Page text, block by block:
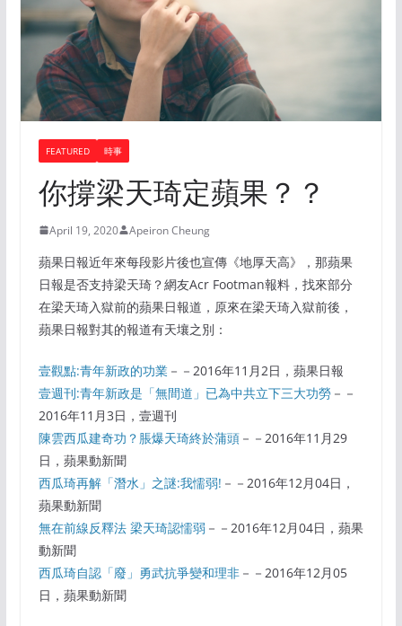
FEATURED 時事
你撐梁天琦定蘋果？？
April 19, 2020 Apeiron Cheung
蘋果日報近年來每段影片後也宣傳《地厚天高》，那蘋果
日報是否支持梁天琦？網友Acr Footman報料，找來部分
在梁天琦入獄前的蘋果日報道，原來在梁天琦入獄前後，
蘋果日報對其的報道有天壤之別：
壹觀點:青年新政的功業－－2016年11月2日，蘋果日報
壹週刊:青年新政是「無間道」已為中共立下三大功勞－－
2016年11月3日，壹週刊
陳雲西瓜建奇功？脹爆天琦終於蒲頭－－2016年11月29
日，蘋果動新聞
西瓜琦再解「潛水」之謎:我懦弱! －－2016年12月04日，
蘋果動新聞
無在前線反釋法 梁天琦認懦弱－－2016年12月04日，蘋果
動新聞
西瓜琦自認「廢」勇武抗爭變和理非－－2016年12月05
日，蘋果動新聞